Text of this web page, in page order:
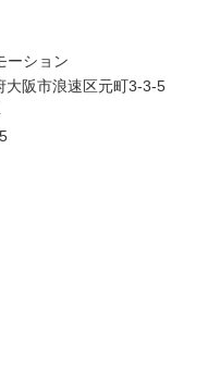
ーション
大阪市浪速区元町3-3-5